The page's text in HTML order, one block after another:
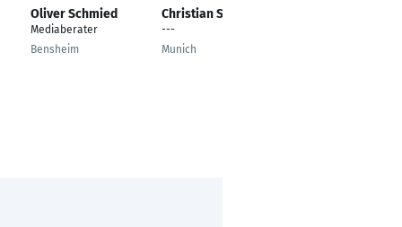
Oliver Schmied
Mediaberater
Bensheim
Christian Schäfer
---
Munich